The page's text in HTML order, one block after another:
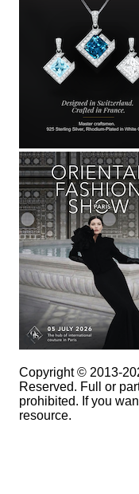
Copyright © 2013-
Reserved. Full or
prohibited. If you
resource.